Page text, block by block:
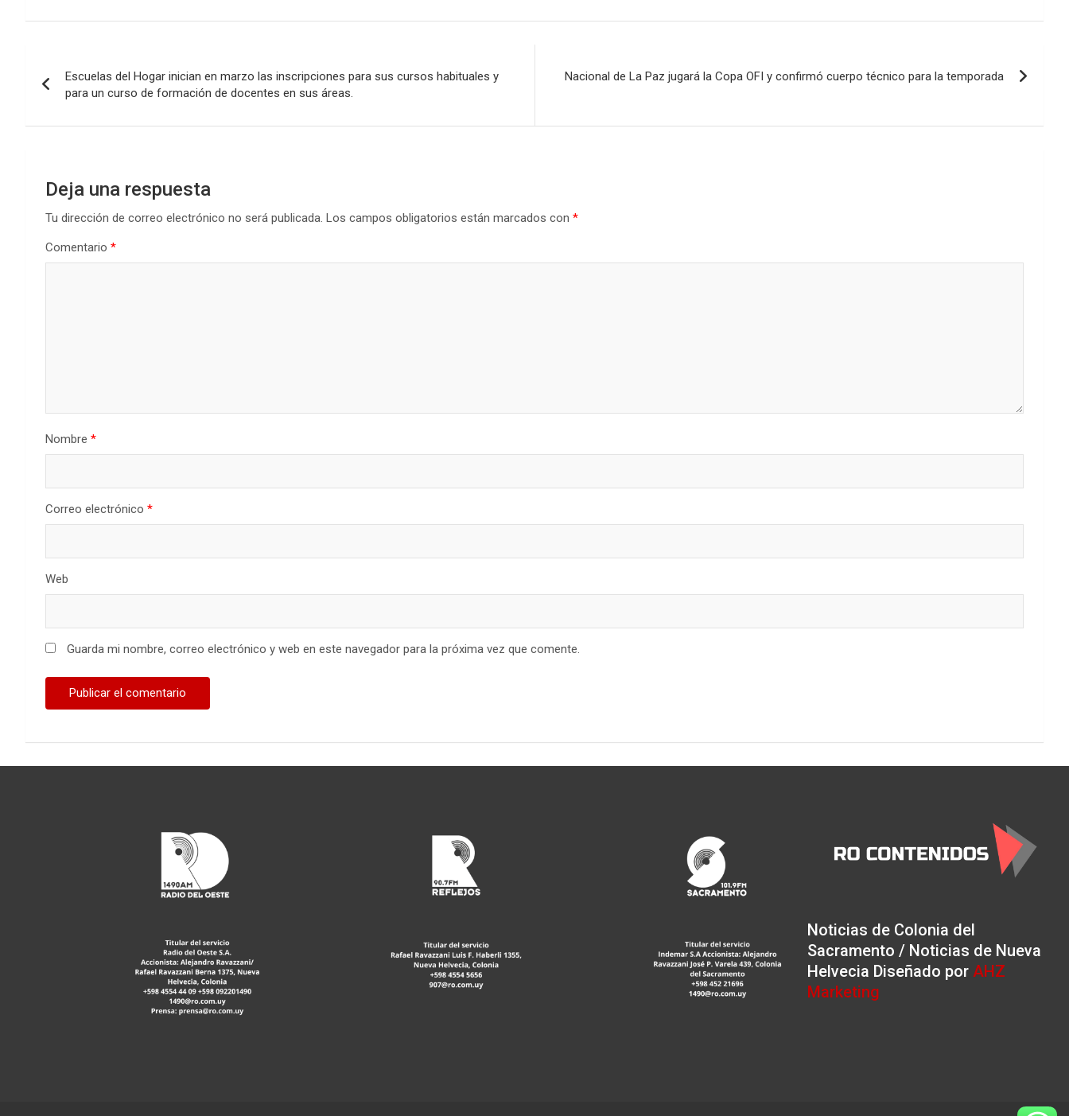
ce
o
o
k
tt at
A
p
p
ke
n
m
ar
tir
de
entradas
Escuelas del Hogar inician en marzo las inscripciones para sus cursos habituales y
para un curso de formación de docentes en sus áreas.
Nacional de La Paz jugará la Copa OFI y confirmó cuerpo técnico para la temporada
Deja una respuesta
Tu dirección de correo electrónico no será publicada. Los campos obligatorios están marcados con *
Comentario *
Nombre *
Correo electrónico *
Web
Guarda mi nombre, correo electrónico y web en este navegador para la próxima vez que comente.
Noticias de Colonia del
Sacramento / Noticias de Nueva
Helvecia Diseñado por AHZ
Marketing